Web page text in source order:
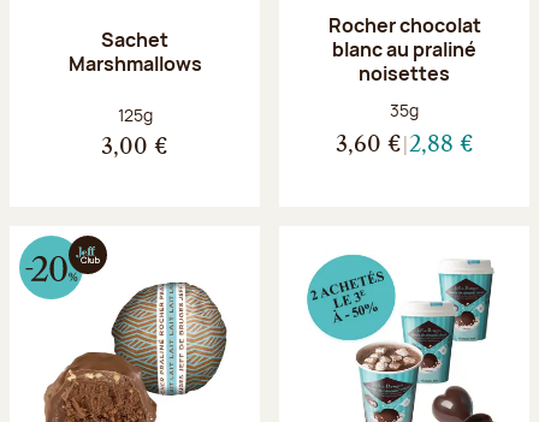
Sachet
Marshmallows
Poids net :
125g
3,00 €
Rocher chocolat
blanc au praliné
noisettes
Poids net :
35g
3,60 € 2,88 €